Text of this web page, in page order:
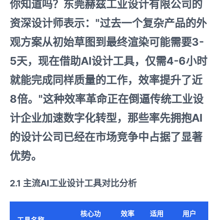
你知道吗？东莞赫兹工业设计有限公司的
资深设计师表示："过去一个复杂产品的外
观方案从初始草图到最终渲染可能需要3-
5天，现在借助AI设计工具，仅需4-6小时
就能完成同样质量的工作，效率提升了近
8倍。"这种效率革命正在倒逼传统工业设
计企业加速数字化转型，那些率先拥抱AI
的设计公司已经在市场竞争中占据了显著
优势。
2.1 主流AI工业设计工具对比分析
核心功
效率
适用
用户